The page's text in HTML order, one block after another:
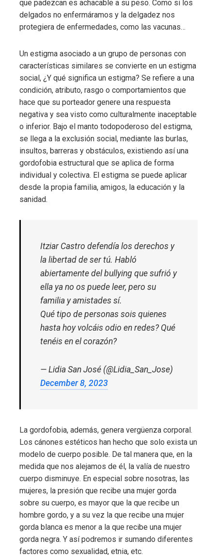
que padezcan es achacable a su peso. Como si los
delgados no enfermáramos y la delgadez nos
protegiera de enfermedades, como las vacunas…
Un estigma asociado a un grupo de personas con
características similares se convierte en un estigma
social, ¿Y qué significa un estigma? Se refiere a una
condición, atributo, rasgo o comportamientos que
hace que su porteador genere una respuesta
negativa y sea visto como culturalmente inaceptable
o inferior. Bajo el manto todopoderoso del estigma,
se llega a la exclusión social, mediante las burlas,
insultos, barreras y obstáculos, existiendo así una
gordofobia estructural que se aplica de forma
individual y colectiva. El estigma se puede aplicar
desde la propia familia, amigos, la educación y la
sanidad.
Itziar Castro defendía los derechos y
la libertad de ser tú. Habló
abiertamente del bullying que sufrió y
ella ya no os puede leer, pero su
familia y amistades sí.
Qué tipo de personas sois quienes
hasta hoy volcáis odio en redes? Qué
tenéis en el corazón?
— Lidia San José (@Lidia_San_Jose)
December 8, 2023
La gordofobia, además, genera vergüenza corporal.
Los cánones estéticos han hecho que solo exista un
modelo de cuerpo posible. De tal manera que, en la
medida que nos alejamos de él, la valía de nuestro
cuerpo disminuye. En especial sobre nosotras, las
mujeres, la presión que recibe una mujer gorda
sobre su cuerpo, es mayor que la que recibe un
hombre gordo, y a su vez la que recibe una mujer
gorda blanca es menor a la que recibe una mujer
gorda negra. Y así podremos ir sumando diferentes
factores como sexualidad, etnia, etc.